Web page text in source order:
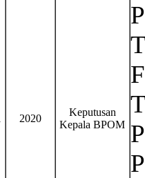
2020
Keputusan
Kepala BPOM